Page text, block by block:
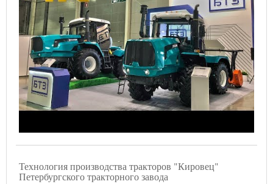
Технология производства тракторов "Кировец"
Петербургского тракторного завода